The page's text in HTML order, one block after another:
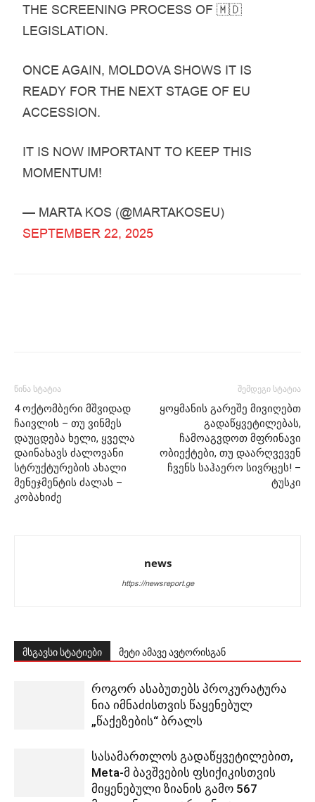
THE SCREENING PROCESS OF 🇲🇩
LEGISLATION.
ONCE AGAIN, MOLDOVA SHOWS IT IS
READY FOR THE NEXT STAGE OF EU
ACCESSION.
IT IS NOW IMPORTANT TO KEEP THIS
MOMENTUM!
— MARTA KOS (@MARTAKOSEU)
SEPTEMBER 22, 2025
წინა სტატია
4 ოქტომბერი მშვიდად
ჩაივლის – თუ ვინმეს
დაუცდება ხელი, ყველა
დაინახავს ძალოვანი
სტრუქტურების ახალი
მენეჯმენტის ძალას –
კობახიძე
შემდეგი სტატია
ყოყმანის გარეშე მივიღებთ
გადაწყვეტილებას,
ჩამოაგვდოთ მფრინავი
ობიექტები, თუ დაარღვევენ
ჩვენს საჰაერო სივრცეს! –
ტუსკი
news
https://newsreport.ge
მსგავსი სტატიები მეტი ამავე ავტორისგან
როგორ ასაბუთებს პროკურატურა
ნია იმნაძისთვის წაყენებულ
„წაქეზების“ ბრალს
სასამართლოს გადაწყვეტილებით,
Meta-მ ბავშვების ფსიქიკისთვის
მიყენებული ზიანის გამო 567